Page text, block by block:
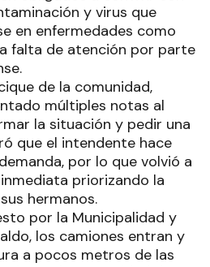
y virus que
en enfermedades como
falta de atención por parte
de la comunidad,
múltiples notas al
la situación y pedir una
que el intendente hace
por lo que volvió a
priorizando la
hermanos.
por la Municipalidad y
los camiones entran y
a pocos metros de las